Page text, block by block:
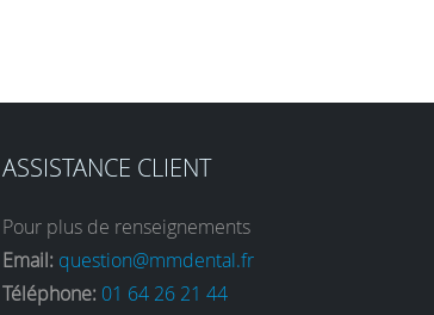
ASSISTANCE CLIENT
Pour plus de renseignements
Email: question@mmdental.fr
Téléphone: 01 64 26 21 44